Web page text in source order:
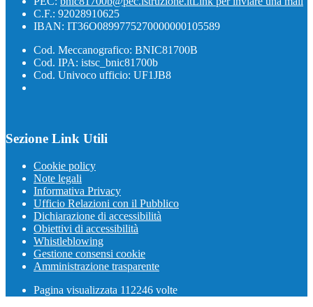
C.F.: 92028910625
IBAN: IT36O0899775270000000105589
Cod. Meccanografico: BNIC81700B
Cod. IPA: istsc_bnic81700b
Cod. Univoco ufficio: UF1JB8
Sezione Link Utili
Cookie policy
Note legali
Informativa Privacy
Ufficio Relazioni con il Pubblico
Dichiarazione di accessibilità
Obiettivi di accessibilità
Whistleblowing
Gestione consensi cookie
Amministrazione trasparente
Pagina visualizzata 112246 volte